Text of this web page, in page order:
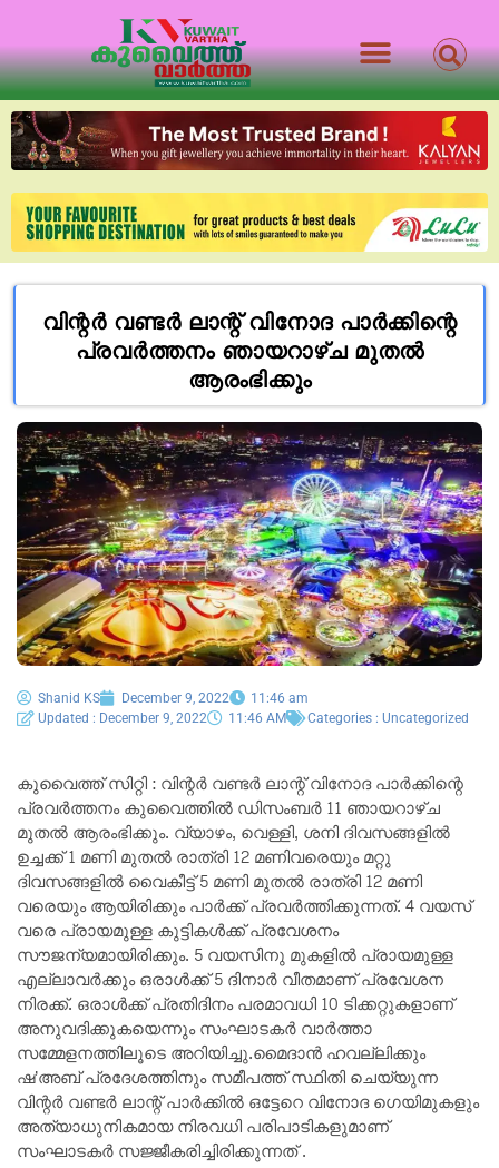
വിന്റർ വണ്ടർ ലാന്റ് വിനോദ പാർക്കിന്റെ
പ്രവർത്തനം ഞായറാഴ്ച മുതൽ
ആരംഭിക്കും
Shanid KS December 9, 2022
11:46 am
Updated : December 9, 2022
11:46 AM Categories : Uncategorized
കുവൈത്ത് സിറ്റി : വിന്റർ വണ്ടർ ലാന്റ് വിനോദ പാർക്കിന്റെ
പ്രവർത്തനം കുവൈത്തിൽ ഡിസംബർ 11 ഞായറാഴ്ച
മുതൽ ആരംഭിക്കും. വ്യാഴം, വെള്ളി, ശനി ദിവസങ്ങളിൽ
ഉച്ചക്ക് 1 മണി മുതൽ രാത്രി 12 മണിവരെയും മറ്റു
ദിവസങ്ങളിൽ വൈകീട്ട് 5 മണി മുതൽ രാത്രി 12 മണി
വരെയും ആയിരിക്കും പാർക്ക് പ്രവർത്തിക്കുന്നത്. 4 വയസ്
വരെ പ്രായമുള്ള കുട്ടികൾക്ക് പ്രവേശനം
സൗജന്യമായിരിക്കും. 5 വയസിനു മുകളിൽ പ്രായമുള്ള
എല്ലാവർക്കും ഒരാൾക്ക് 5 ദിനാർ വീതമാണ് പ്രവേശന
നിരക്ക്. ഒരാൾക്ക് പ്രതിദിനം പരമാവധി 10 ടിക്കറ്റുകളാണ്
അനുവദിക്കുകയെന്നും സംഘാടകർ വാർത്താ
സമ്മേളനത്തിലൂടെ അറിയിച്ചു.മൈദാൻ ഹവല്ലിക്കും
ഷ’അബ് പ്രദേശത്തിനും സമീപത്ത് സ്ഥിതി ചെയ്യുന്ന
വിന്റർ വണ്ടർ ലാന്റ് പാർക്കിൽ ഒട്ടേറെ വിനോദ ഗെയിമുകളും
അത്യാധുനികമായ നിരവധി പരിപാടികളുമാണ്
സംഘാടകർ സജ്ജീകരിച്ചിരിക്കുന്നത് .